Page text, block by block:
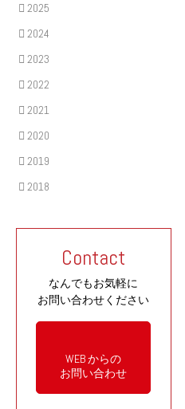
2025
2024
2023
2022
2021
2020
2019
2018
Contact
なんでもお気軽に
お問い合わせください
WEB からの
お問い合わせ